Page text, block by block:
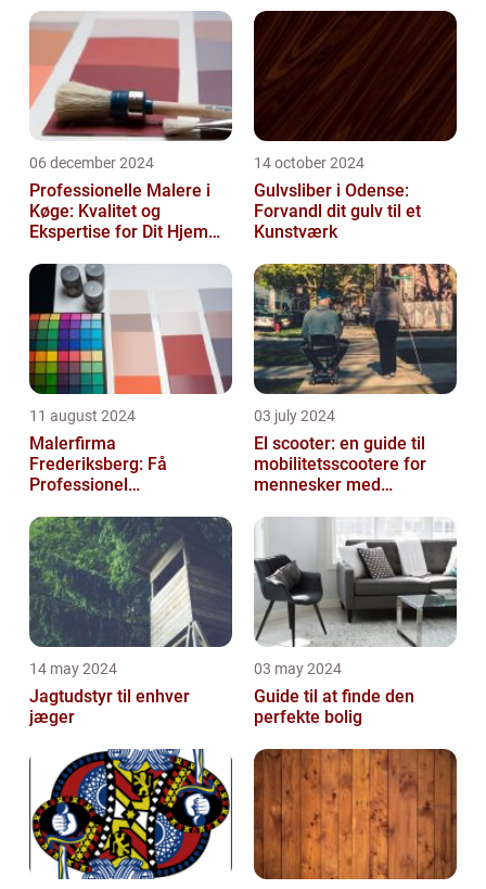
06 december 2024
Professionelle Malere i
Køge: Kvalitet og
Ekspertise for Dit Hjem
14 october 2024
Gulvsliber i Odense:
Forvandl dit gulv til et
Kunstværk
11 august 2024
Malerfirma
Frederiksberg: Få
Professionel
eller virksomhed
03 july 2024
El scooter: en guide til
mobilitetsscootere for
mennesker med
14 may 2024
Jagtudstyr til enhver
jæger
03 may 2024
Guide til at finde den
perfekte bolig